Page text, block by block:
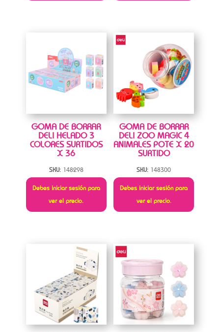
GOMA DE BORRAR
DELI HELADO 3
COLORES SURTIDOS
X 36
SKU: 148298
Debes iniciar sesión para
ver el precio.
GOMA DE BORRAR
DELI ZOO MAGIC 4
ANIMALES POTE X 20
SURTIDO
SKU: 148300
Debes iniciar sesión para
ver el precio.